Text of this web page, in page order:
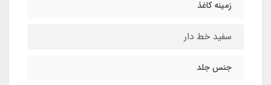
زمینه کاغذ
سفید خط دار
جنس جلد